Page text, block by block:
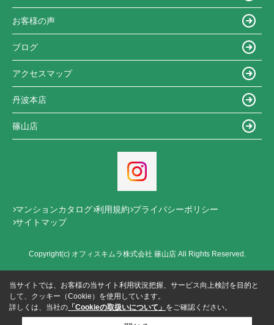
お客様の声
ブログ
アクセスマップ
丹波本店
篠山店
マンションカタログ 利用規約 プライバシーポリシー
サイトマップ
Copyright(c) オフィスキムラ株式会社 篠山店 All Rights Reserved.
当サイトでは、お客様の当サイト利用状況把握、サービス向上検討を目的と
して、クッキー（Cookie）を使用しています。
詳しくは、当社の 「Cookieの取扱いについて」 をご確認ください。